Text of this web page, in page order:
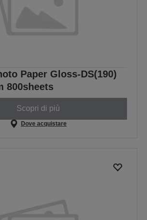
Paper Gloss-DS(190)
800sheets
Scopri di più
Dove acquistare